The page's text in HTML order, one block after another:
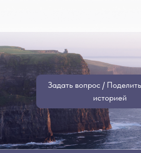
Задать вопрос /
историей